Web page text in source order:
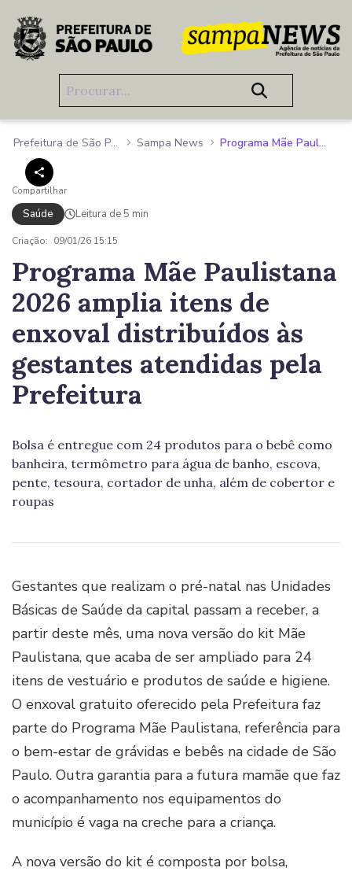
Pular para o Conteúdo principal
Prefeitura de São Paulo Sampa News Programa Mãe Paulistana 2026 amplia itens de enxoval distribuídos às gestantes atendidas pela Prefeitura
Compartilhar
Saúde Leitura de 5 min
Criação: 09/01/26 15:15
Programa Mãe Paulistana
2026 amplia itens de
enxoval distribuídos às
gestantes atendidas pela
Prefeitura
Bolsa é entregue com 24 produtos para o bebê como
banheira, termômetro para água de banho, escova,
pente, tesoura, cortador de unha, além de cobertor e
roupas
Gestantes que realizam o pré-natal nas Unidades
Básicas de Saúde da capital passam a receber, a
partir deste mês, uma nova versão do kit Mãe
Paulistana, que acaba de ser ampliado para 24
itens de vestuário e produtos de saúde e higiene.
O enxoval gratuito oferecido pela Prefeitura faz
parte do Programa Mãe Paulistana, referência para
o bem-estar de grávidas e bebês na cidade de São
Paulo. Outra garantia para a futura mamãe que faz
o acompanhamento nos equipamentos do
município é vaga na creche para a criança.
A nova versão do kit é composta por bolsa,